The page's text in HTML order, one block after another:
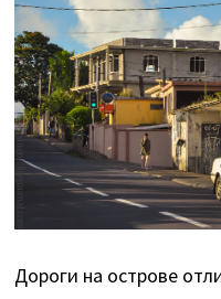
Дороги на острове